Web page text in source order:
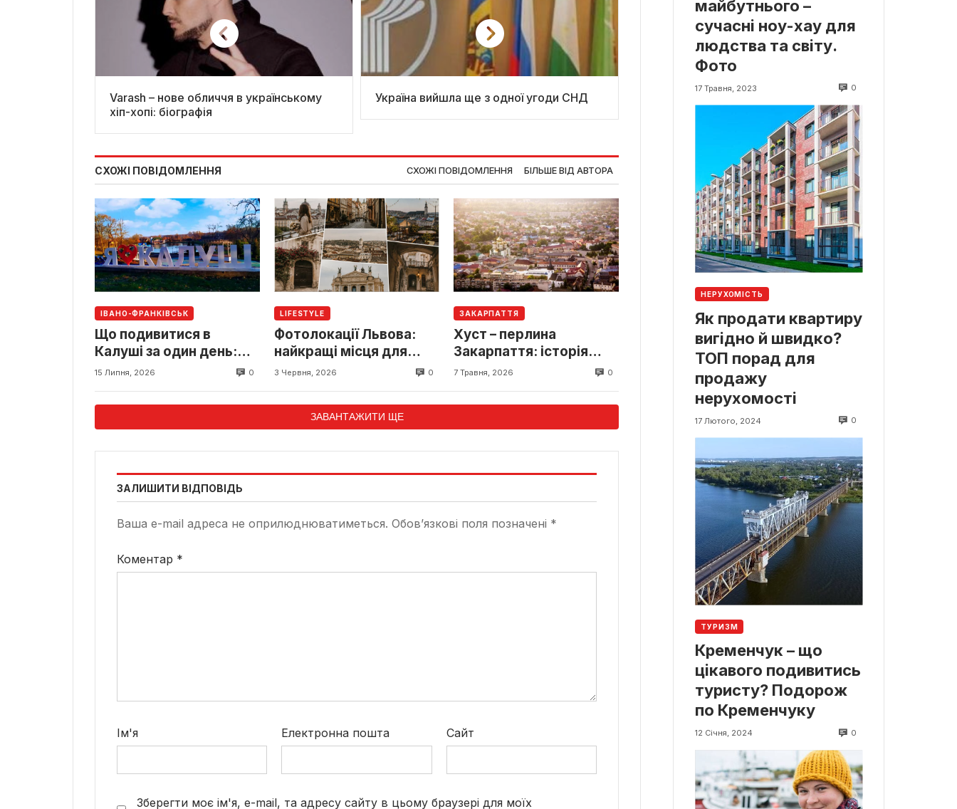
Varash – нове обличчя в українському
хіп-хопі: біографія
Україна вийшла ще з одної угоди СНД
СХОЖІ ПОВІДОМЛЕННЯ СХОЖІ ПОВІДОМЛЕННЯ БІЛЬШЕ ВІД АВТОРА
ІВАНО-ФРАНКІВСЬК
Що подивитися в
Калуші за один день:
готовий маршрут
15 Липня, 2026 0
LIFESTYLE
Фотолокації Львова:
найкращі місця для
фото
3 Червня, 2026 0
ЗАКАРПАТТЯ
Хуст – перлина
Закарпаття: історія
міста та туристичні
7 Травня, 2026 0
ЗАВАНТАЖИТИ ЩЕ
ЗАЛИШИТИ ВІДПОВІДЬ
Ваша e-mail адреса не оприлюднюватиметься. Обов’язкові поля позначені *
Коментар *
Ім'я Електронна пошта Сайт
Зберегти моє ім'я, e-mail, та адресу сайту в цьому браузері для моїх
майбутнього –
сучасні ноу-хау для
людства та світу.
Фото
17 Травня, 2023 0
НЕРУХОМІСТЬ
Як продати квартиру
вигідно й швидко?
ТОП порад для
продажу
нерухомості
17 Лютого, 2024 0
ТУРИЗМ
Кременчук – що
цікавого подивитись
туристу? Подорож
по Кременчуку
12 Січня, 2024 0